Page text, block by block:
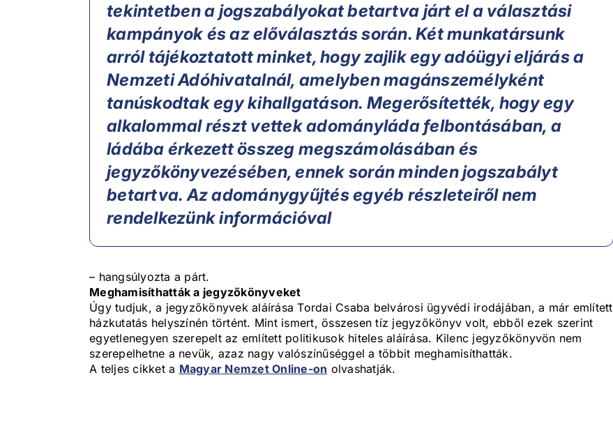
tekintetben a jogszabályokat betartva járt el a választási
kampányok és az előválasztás során. Két munkatársunk
arról tájékoztatott minket, hogy zajlik egy adóügyi eljárás a
Nemzeti Adóhivatalnál, amelyben magánszemélyként
tanúskodtak egy kihallgatáson. Megerősítették, hogy egy
alkalommal részt vettek adományláda felbontásában, a
ládába érkezett összeg megszámolásában és
jegyzőkönyvezésében, ennek során minden jogszabályt
betartva. Az adománygyűjtés egyéb részleteiről nem
rendelkezünk információval
– hangsúlyozta a párt.
Meghamisíthatták a jegyzőkönyveket
Úgy tudjuk, a jegyzőkönyvek aláírása Tordai Csaba belvárosi ügyvédi irodájában, a már említett
házkutatás helyszínén történt. Mint ismert, összesen tíz jegyzőkönyv volt, ebből ezek szerint
egyetlenegyen szerepelt az említett politikusok hiteles aláírása. Kilenc jegyzőkönyvön nem
szerepelhetne a nevük, azaz nagy valószínűséggel a többit meghamisíthatták.
A teljes cikket a Magyar Nemzet Online-on olvashatják.